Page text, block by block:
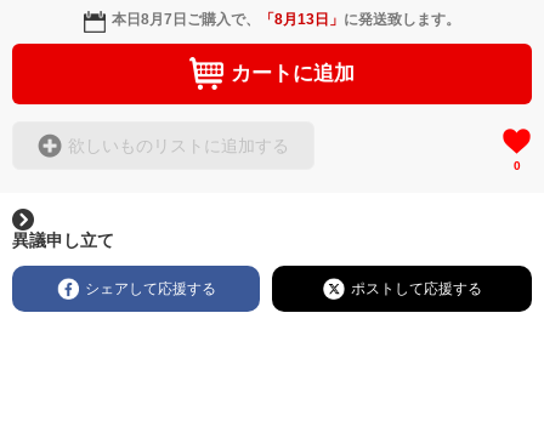
本日8月7日 ご購入で、 「8月13日 」 に発送致します。
カートに追加
欲しいものリストに追加する
0
異議申し立て
シェアして応援する ポストして応援する